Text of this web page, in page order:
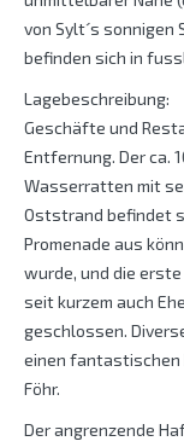
von Sylt´s sonnigen
befinden sich in
Lagebeschreibung:
Geschäfte und
Entfernung. Der ca.
Wasserratten mit
Oststrand befindet
Promenade aus
wurde, und die
seit kurzem auch
geschlossen.
einen fantastischen
Föhr.
Der angrenzende